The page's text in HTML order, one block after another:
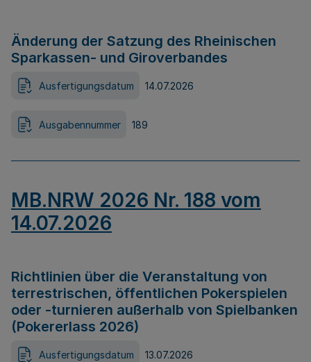
Änderung der Satzung des Rheinischen
Sparkassen- und Giroverbandes
Ausfertigungsdatum 14.07.2026
Ausgabennummer 189
MB.NRW 2026 Nr. 188 vom
14.07.2026
Richtlinien über die Veranstaltung von
terrestrischen, öffentlichen Pokerspielen
oder -turnieren außerhalb von Spielbanken
(Pokererlass 2026)
Ausfertigungsdatum 13.07.2026